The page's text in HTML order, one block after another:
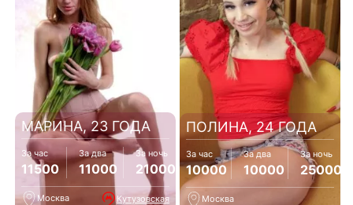
МАРИНА, 23 ГОДА
За час
11500
За два
11000
За ночь
21000
Москва Кутузовская
ПОЛИНА, 24 ГОДА
За час
10000
За два
10000
За ночь
25000
Москва